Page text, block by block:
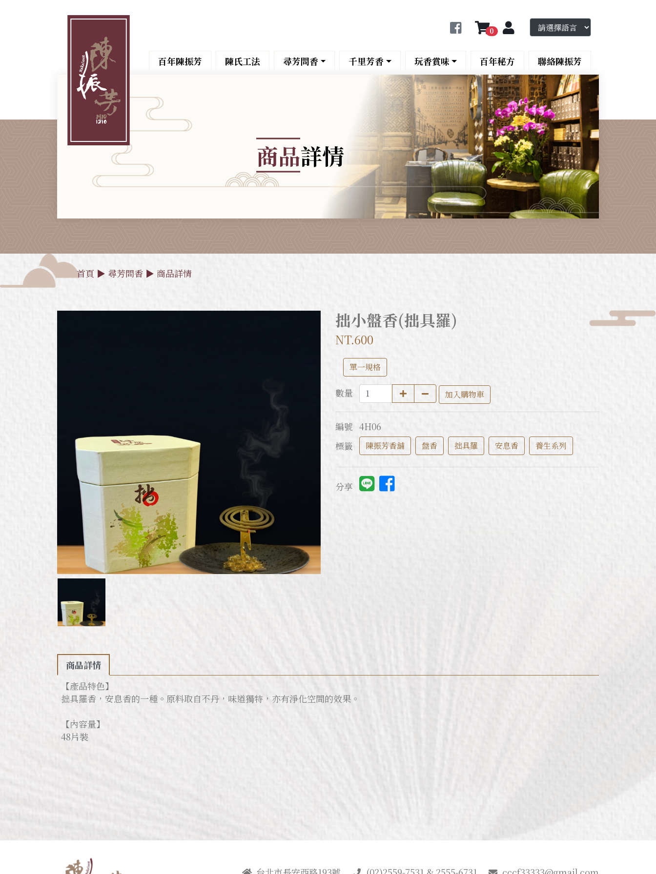
0
百年陳振芳 陳氏工法 尋芳問香 千里芳香 玩香賞味 百年秘方 聯絡陳振芳
商品詳情
首頁 ▶ 尋芳問香 ▶ 商品詳情
拙小盤香(拙具羅)
NT.600
單一規格
數量 加入購物車
編號 4H06
標籤
陳振芳香舖 盤香 拙具羅 安息香 養生系列
分享
商品詳情
【產品特色】
拙具羅香，安息香的一種。原料取自不丹，味道獨特，亦有淨化空間的效果。
【內容量】
48片裝